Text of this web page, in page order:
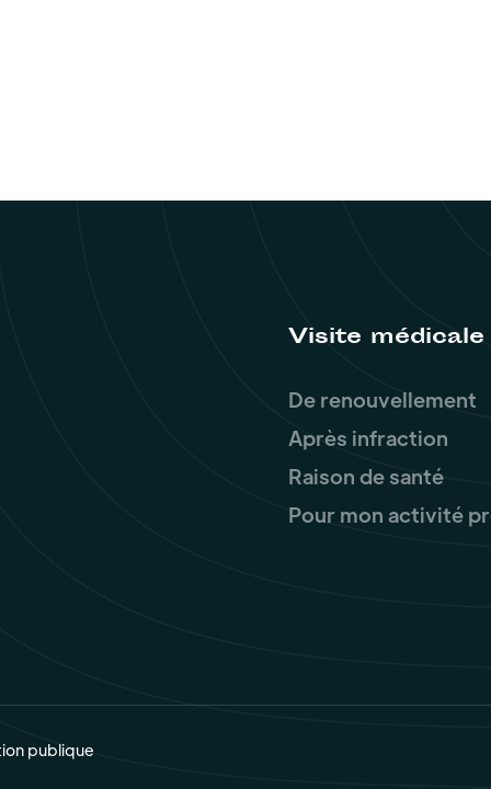
Visite médicale
De renouvellement
Après infraction
Raison de santé
Pour mon activité
publique